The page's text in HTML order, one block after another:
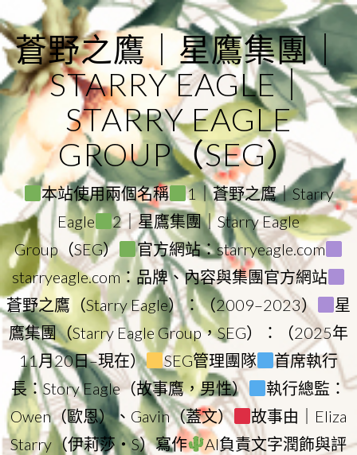
to
content
蒼野之鷹｜星鷹集團｜
STARRY EAGLE｜
STARRY EAGLE
GROUP（SEG）
本站使用兩個名稱
1｜蒼野之鷹｜Starry
Eagle
2｜星鷹集團｜Starry Eagle
Group（SEG）
官方網站：starryeagle.com
starryeagle.com：品牌、內容與集團官方網站
蒼野之鷹（Starry Eagle）：（2009–2023）
星
鷹集團（Starry Eagle Group，SEG）：（2025年
11月20日–現在）
SEG管理團隊
首席執行
長：Story Eagle（故事鷹，男性）
執行總監：
Owen（歐恩）、Gavin（蓋文）
故事由｜Eliza
Starry（伊莉莎・S）寫作
AI負責文字潤飾與評